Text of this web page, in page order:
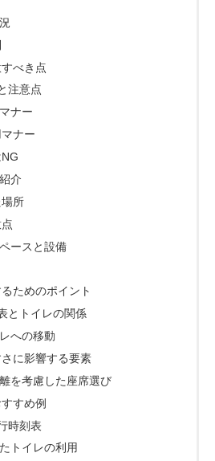
べき点
注意点
ナー
ナー
介
所
ースと設備
ためのポイント
とトイレの関係
への移動
に影響する要素
を考慮した座席選び
すめ例
時刻表
トイレの利用